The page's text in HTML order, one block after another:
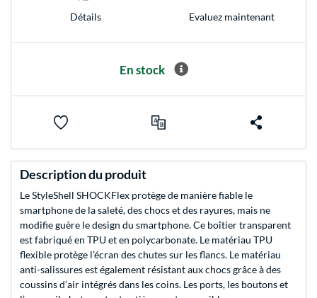
Détails Evaluez maintenant
En stock
Description du produit
Le StyleShell SHOCKFlex protège de manière fiable le
smartphone de la saleté, des chocs et des rayures, mais ne
modifie guère le design du smartphone. Ce boîtier transparent
est fabriqué en TPU et en polycarbonate. Le matériau TPU
flexible protège l’écran des chutes sur les flancs. Le matériau
anti-salissures est également résistant aux chocs grâce à des
coussins d’air intégrés dans les coins. Les ports, les boutons et